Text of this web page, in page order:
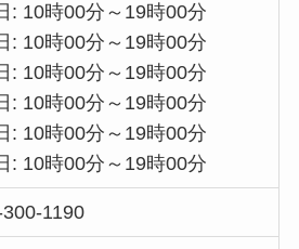
: 10時00分～19時00分
: 10時00分～19時00分
: 10時00分～19時00分
: 10時00分～19時00分
: 10時00分～19時00分
: 10時00分～19時00分
1190